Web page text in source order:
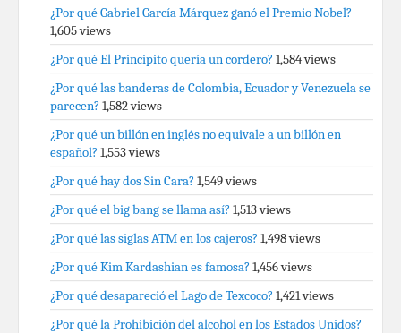
¿Por qué Gabriel García Márquez ganó el Premio Nobel?
1,605 views
¿Por qué El Principito quería un cordero? 1,584 views
¿Por qué las banderas de Colombia, Ecuador y Venezuela se
parecen? 1,582 views
¿Por qué un billón en inglés no equivale a un billón en
español? 1,553 views
¿Por qué hay dos Sin Cara? 1,549 views
¿Por qué el big bang se llama así? 1,513 views
¿Por qué las siglas ATM en los cajeros? 1,498 views
¿Por qué Kim Kardashian es famosa? 1,456 views
¿Por qué desapareció el Lago de Texcoco? 1,421 views
¿Por qué la Prohibición del alcohol en los Estados Unidos?